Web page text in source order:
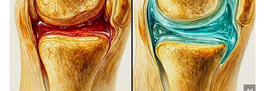
గూగుల్‌లో ఆసక్తికరమైన సమాచారం కోసం ఏసియానెట్ తెలుగు
ను మీ ఫ్రిఫర్డ్ సోర్స్ గా ఎంచుకోండి